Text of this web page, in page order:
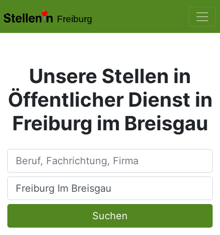
Freiburg
Unsere Stellen in
Öffentlicher Dienst in
Freiburg im Breisgau
Beruf, Fachrichtung, Firma
Ort, Stadt
Suchen